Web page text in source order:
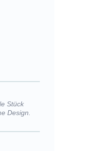
Stück
Design.